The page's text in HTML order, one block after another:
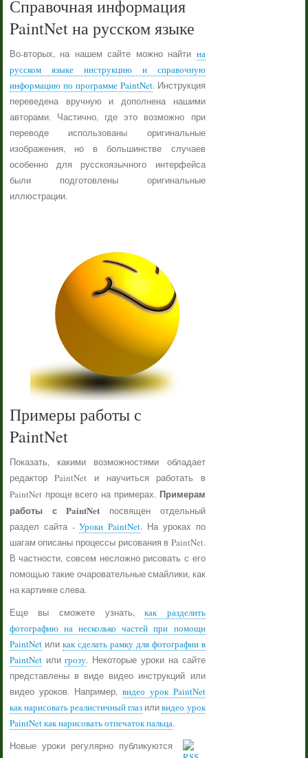
Справочная информация
PaintNet на русском языке
Во-вторых, на нашем сайте можно найти на
русском языке инструкцию и справочную
информацию по программе PaintNet. Инструкция
переведена вручную и дополнена нашими
авторами. Частично, где это возможно при
переводе использованы оригинальные
изображения, но в большинстве случаев
особенно для русскоязычного интерфейса
были подготовлены оригинальные
иллюстрации.
Примеры работы с
PaintNet
Показать, какими возможностями обладает
редактор PaintNet и научиться работать в
PaintNet проще всего на примерах. Примерам
работы с PaintNet посвящен отдельный
раздел сайта -Уроки PaintNet. На уроках по
шагам описаны процессы рисования в PaintNet.
В частности, совсем несложно рисовать с его
помощью такие очаровательные смайлики, как
на картинке слева.
Еще вы сможете узнать,как разделить
фотографию на несколько частей при помощи
PaintNetили как сделать рамку для фотографии в
PaintNetилигрозу. Некоторые уроки на сайте
представлены в виде видео инструкций или
видео уроков. Например, видео урок PaintNet
как нарисовать реалистичный глаз иливидео урок
PaintNet как нарисовать отпечаток пальца.
Новые уроки регулярно публикуются